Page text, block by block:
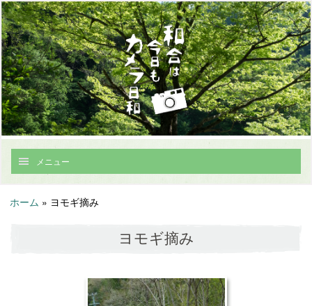
メニュー
ホーム » ヨモギ摘み
ヨモギ摘み